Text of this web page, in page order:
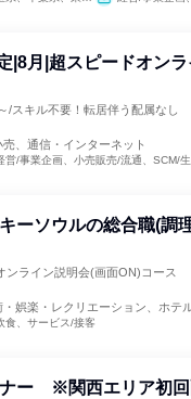
|8月|超スピードオン
/スキル不要！転居伴う配属なし
、通信・インターネット
営/事業企画、小売販売/流通、SCM/
ーソウルの総合職(調
ンライン説明会(画面ON)コース
娯楽・レクリエーション、ホテ
食、サービス/接客
ナー ※関西エリア初